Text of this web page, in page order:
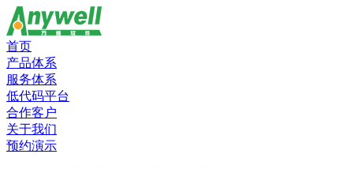
首页
产品体系
服务体系
低代码平台
合作客户
关于我们
预约演示